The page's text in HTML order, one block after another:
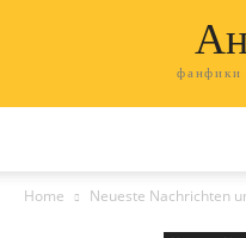
фанфики
Home Neueste Nachrichten